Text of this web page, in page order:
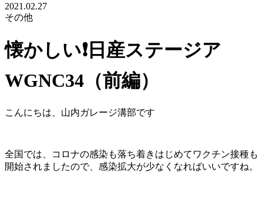
2021.02.27
その他
懐かしい❗️日産ステージア
WGNC34（前編）
こんにちは、山内ガレージ溝部です
全国では、コロナの感染も落ち着きはじめてワクチン接種も
開始されましたので、感染拡大が少なくなればいいですね。